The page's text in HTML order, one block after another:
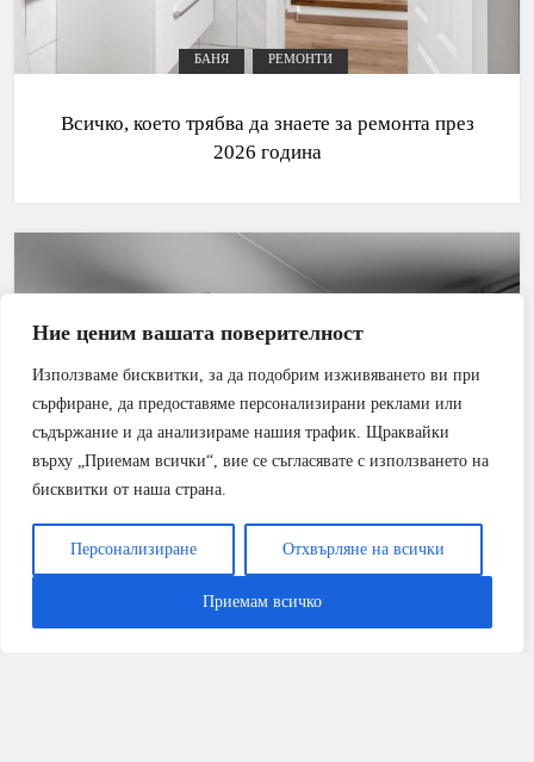
Ние ценим вашата поверителност
Използваме бисквитки, за да подобрим изживяването ви при
сърфиране, да предоставяме персонализирани реклами или
съдържание и да анализираме нашия трафик. Щраквайки
върху „Приемам всички“, вие се съгласявате с използването на
бисквитки от наша страна.
Персонализиране Отхвърляне на всички
Приемам всичко
БАНЯ РЕМОНТИ
Всичко, което трябва да знаете за ремонта през
2026 година
РЕМОНТИ